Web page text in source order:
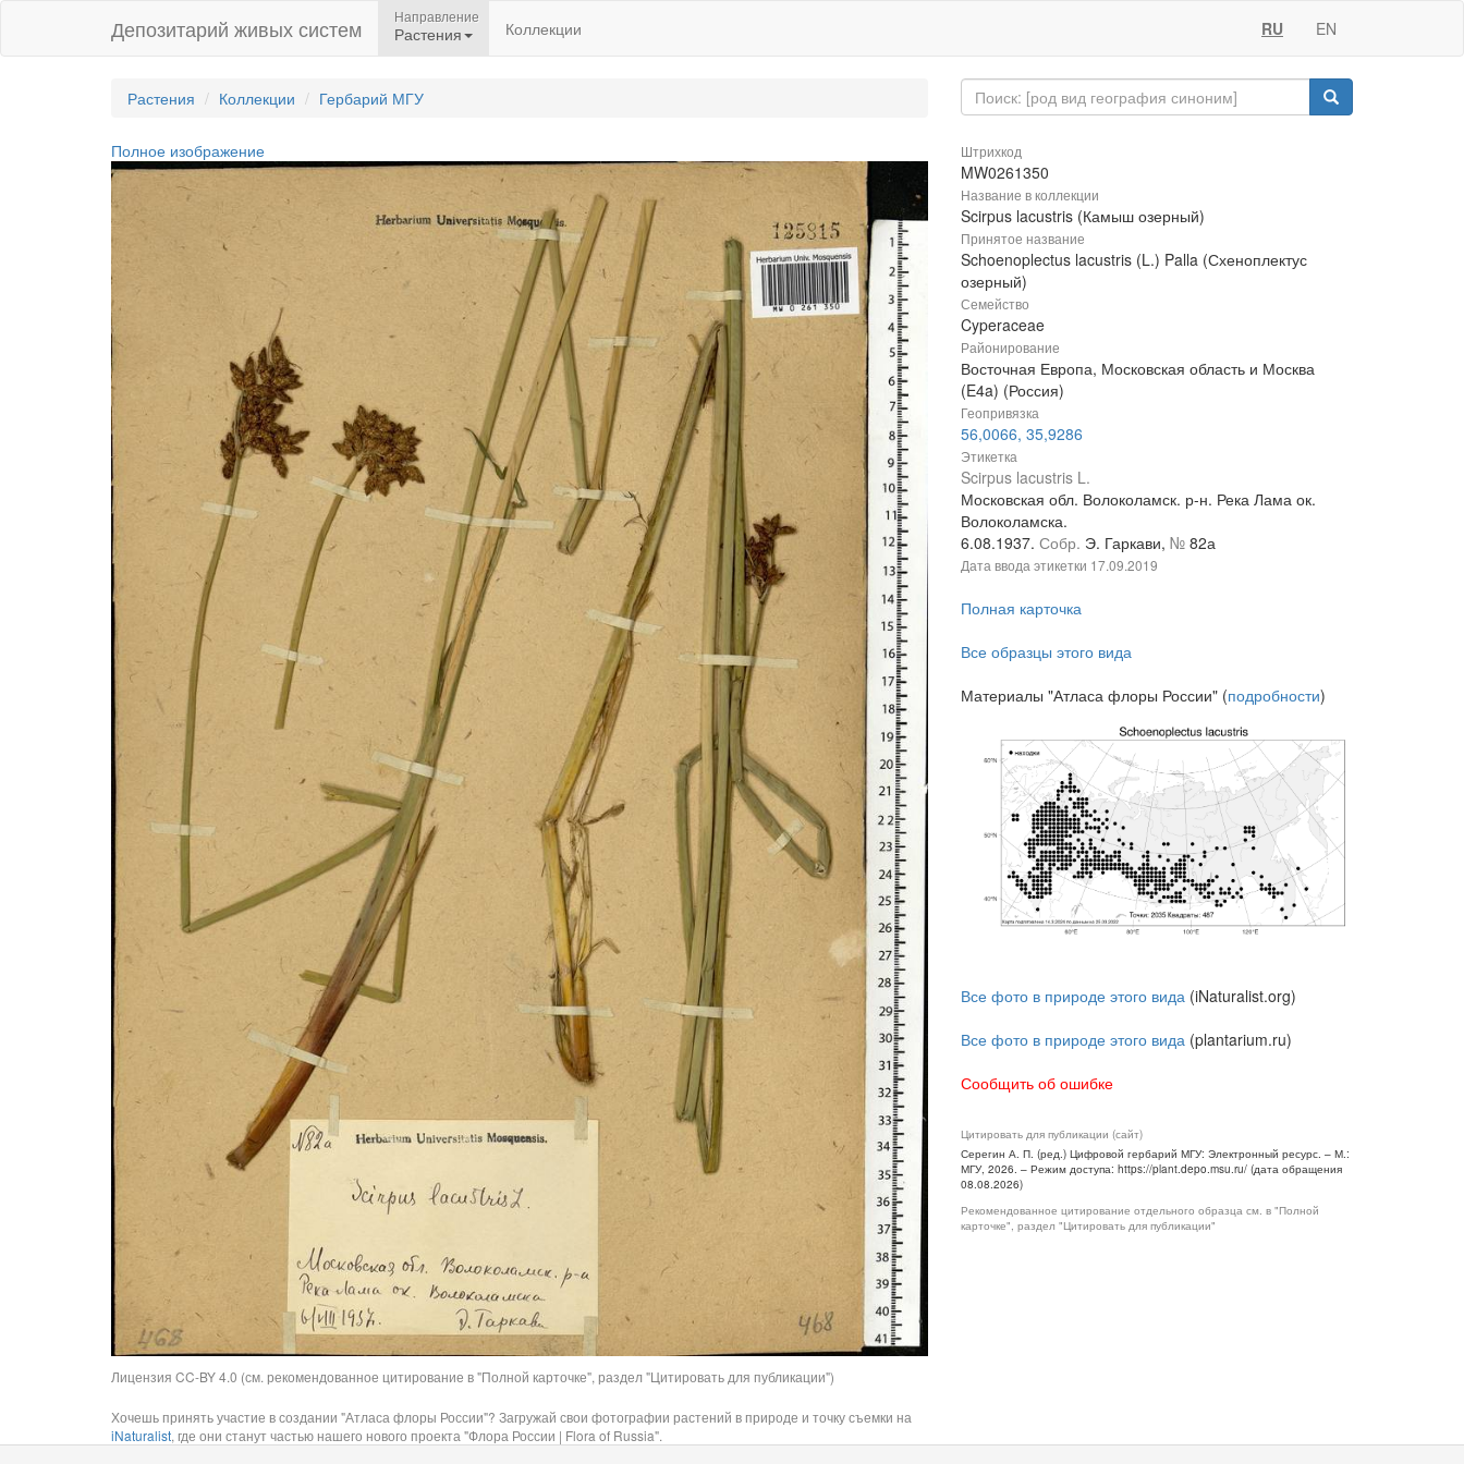
Депозитарий живых систем Направление
Растения Коллекции RU EN
Растения Коллекции Гербарий МГУ
Полное изображение
Лицензия CC-BY 4.0 (см. рекомендованное цитирование в "Полной карточке", раздел "Цитировать для публикации")
Хочешь принять участие в создании "Атласа флоры России"? Загружай свои фотографии растений в природе и точку съемки на
iNaturalist, где они станут частью нашего нового проекта "Флора России | Flora of Russia".
Штрихкод
MW0261350
Название в коллекции
Scirpus lacustris (Камыш озерный)
Принятое название
Schoenoplectus lacustris (L.) Palla (Схеноплектус
озерный)
Семейство
Cyperaceae
Районирование
Восточная Европа, Московская область и Москва
(E4a) (Россия)
Геопривязка
56,0066, 35,9286
Этикетка
Scirpus lacustris L.
Московская обл. Волоколамск. р-н. Река Лама ок.
Волоколамска.
6.08.1937. Собр. Э. Гаркави, № 82а
Дата ввода этикетки 17.09.2019
Полная карточка
Все образцы этого вида
Материалы "Атласа флоры России" (подробности)
Все фото в природе этого вида (iNaturalist.org)
Все фото в природе этого вида (plantarium.ru)
Сообщить об ошибке
Цитировать для публикации (сайт)
Серегин А. П. (ред.) Цифровой гербарий МГУ: Электронный ресурс. – М.:
МГУ, 2026. – Режим доступа: https://plant.depo.msu.ru/ (дата обращения
08.08.2026)
Рекомендованное цитирование отдельного образца см. в "Полной
карточке", раздел "Цитировать для публикации"